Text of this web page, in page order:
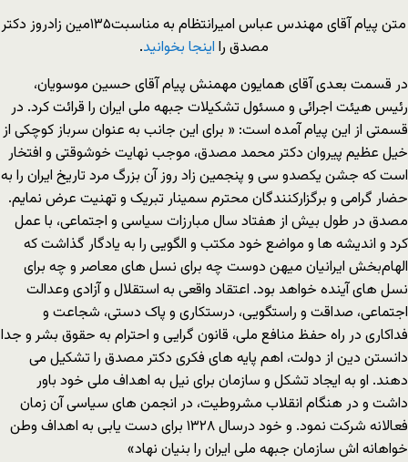
متن پیام آقای مهندس عباس امیرانتظام به مناسبت۱۳۵مین زادروز دکتر
مصدق را اینجا بخوانید.
در قسمت بعدی آقای همایون مهمنش پیام آقای حسین موسویان،
رئیس هیئت اجرائی و مسئول تشکیلات جبهه ملی ایران را قرائت کرد. در
قسمتی از این پیام آمده است: « برای این جانب به عنوان سرباز کوچکی از
خیل عظیم پیروان دکتر محمد مصدق، موجب نهایت خوشوقتی و افتخار
است که جشن یکصدو سی و پنجمین زاد روز آن بزرگ مرد تاریخ ایران را به
حضار گرامی و برگزارکنندگان محترم سمینار تبریک و تهنیت عرض نمایم.
مصدق در طول بیش از هفتاد سال مبارزات سیاسی و اجتماعی، با عمل
کرد و اندیشه ها و مواضع خود مکتب و الگویی را به یادگار گذاشت که
الهام‌بخش ایرانیان میهن دوست چه برای نسل های معاصر و چه برای
نسل های آینده خواهد بود. اعتقاد واقعی به استقلال و آزادی وعدالت
اجتماعی، صداقت و راستگویی، درستکاری و پاک دستی، شجاعت و
فداکاری در راه حفظ منافع ملی، قانون گرایی و احترام به حقوق بشر و جدا
دانستن دین از دولت، اهم پایه های فکری دکتر مصدق را تشکیل می
دهند. او به ایجاد تشکل و سازمان برای نیل به اهداف ملی خود باور
داشت و در هنگام انقلاب مشروطیت، در انجمن های سیاسی آن زمان
فعالانه شرکت نمود. و خود درسال ۱۳۲۸ برای دست یابی به اهداف وطن
خواهانه اش سازمان جبهه ملی ایران را بنیان نهاد»